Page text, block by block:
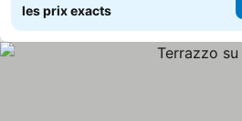
les prix exacts